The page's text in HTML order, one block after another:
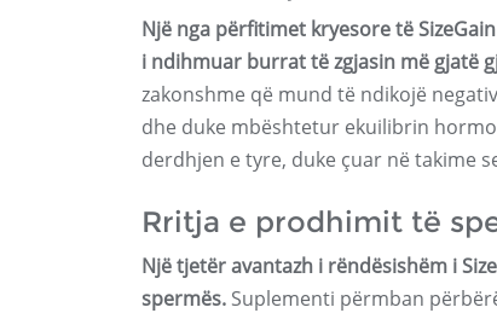
Një nga përfitimet kryesore të
i ndihmuar burrat të zgjasin më gjatë
zakonshme që mund të ndikojë
dhe duke mbështetur ekuilibrin
derdhjen e tyre, duke çuar në takime
Rritja e prodhimit të
Një tjetër avantazh i rëndësishëm i
spermës. Suplementi përmban